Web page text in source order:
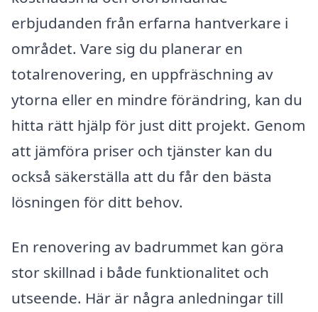
erbjudanden från erfarna hantverkare i
området. Vare sig du planerar en
totalrenovering, en uppfräschning av
ytorna eller en mindre förändring, kan du
hitta rätt hjälp för just ditt projekt. Genom
att jämföra priser och tjänster kan du
också säkerställa att du får den bästa
lösningen för ditt behov.
En renovering av badrummet kan göra
stor skillnad i både funktionalitet och
utseende. Här är några anledningar till